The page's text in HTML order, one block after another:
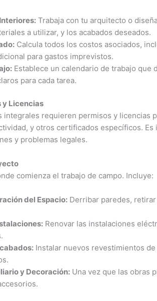
Trabaja con tu arquitecto o
a utilizar, y los acabados deseados.
Calcula todos los costos asociados,
para gastos imprevistos.
Establece un calendario de trabajo que
para cada tarea.
y Licencias
integrales requieren permisos y
y otros certificados específicos.
y problemas legales.
comienza el trabajo de campo. Incluye:
del Espacio: Derribar paredes,
Renovar las instalaciones
Instalar nuevos revestimientos
y Decoración: Una vez que las obras